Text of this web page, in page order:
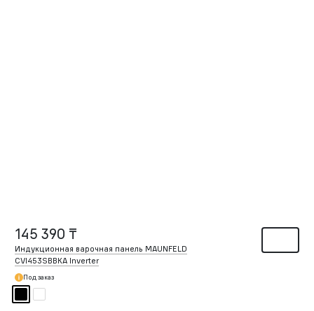
145 390 ₸
Индукционная варочная панель MAUNFELD
CVI453SBBKA Inverter
Под заказ